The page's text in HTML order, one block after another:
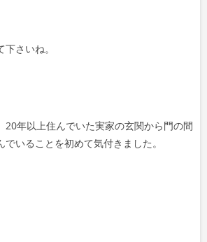
さいね。
20年以上住んでいた実家の玄関から門の間
いることを初めて気付きました。